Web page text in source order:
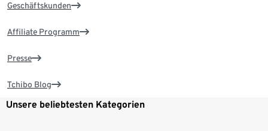
Geschäftskunden
Affiliate Programm
Presse
Tchibo Blog
Unsere beliebtesten Kategorien